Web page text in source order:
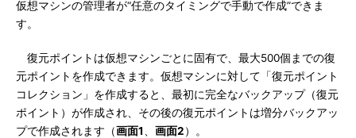
仮想マシンの管理者が“任意のタイミングで手動で作成”できま
す。
復元ポイントは仮想マシンごとに固有で、最大500個までの復
元ポイントを作成できます。仮想マシンに対して「復元ポイント
コレクション」を作成すると、最初に完全なバックアップ（復元
ポイント）が作成され、その後の復元ポイントは増分バックアッ
プで作成されます（画面1 画面2）。